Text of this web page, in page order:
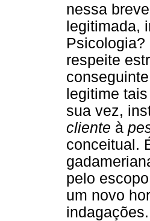
nessa
legitimada,
respeite
legitime
sua vez,
cliente à
conceitual.
pelo
um novo
indagações.